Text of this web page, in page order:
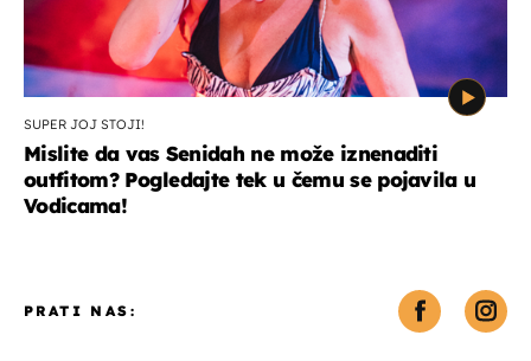
SUPER JOJ STOJI!
Mislite da vas Senidah ne može iznenaditi
outfitom? Pogledajte tek u čemu se pojavila u
Vodicama!
PRATI NAS: